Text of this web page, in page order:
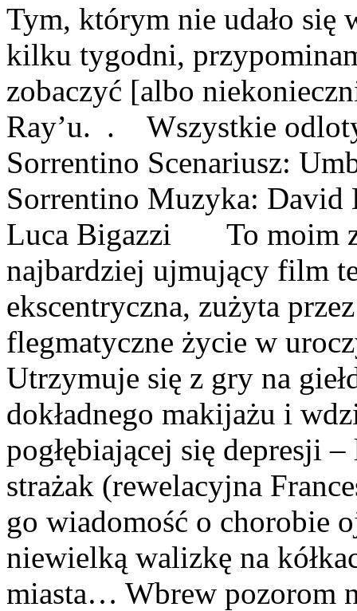
Tym, którym nie udało się
kilku tygodni,
zobaczyć [albo
Ray’u. . Wszystkie odloty
Sorrentino Scenariusz:
Sorrentino Muzyka:
Luca Bigazzi To moim
najbardziej ujmujący film
ekscentryczna, zużyta
flegmatyczne życie w
Utrzymuje się z gry na
dokładnego makijażu i
pogłębiającej się depresji
strażak (rewelacyjna
go wiadomość o chorobie
niewielką walizkę na
miasta… Wbrew pozorom